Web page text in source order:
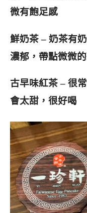
微有飽足感
鮮奶茶 – 奶茶有
濃郁，帶點微微
古早味紅茶 – 很
會太甜，很好喝